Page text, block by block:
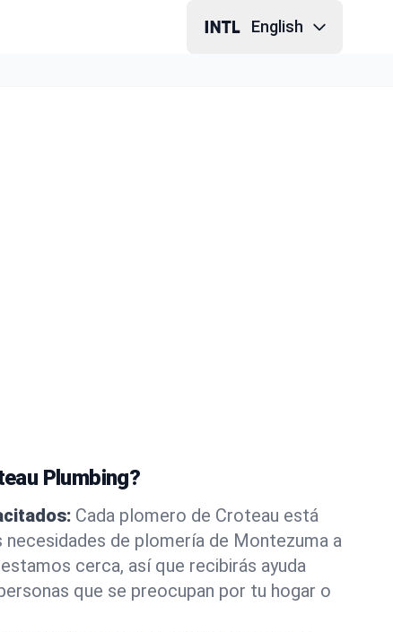
English
Plumbing?
Cada plomero de Croteau está
de plomería de Montezuma a
cerca, así que recibirás ayuda
que se preocupan por tu hogar o